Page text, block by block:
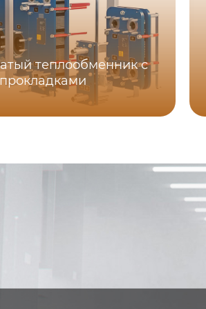
теплообменник с
прокладками